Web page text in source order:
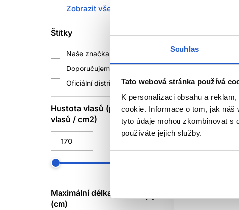
Souhlas
Tato webová stránka používá
K personalizaci obsahu a
cookie. Informace o tom, jak
tyto údaje mohou zkombinovat s
používáte jejich služby.
Cisoria
Ecru New York
Feather
5
Framar
GHD
5
Hercules
42
27
JRL Professional
2
Kyone
11
My-She
NUSHA
7
Reuzel
Sibel
717
Zobrazit vše
Štítky
Naše značka
Doporučujeme
Oficiální distribuce
839
Hustota vlasů (počet
vlasů / cm2)
Maximální délka vlasů
(cm)